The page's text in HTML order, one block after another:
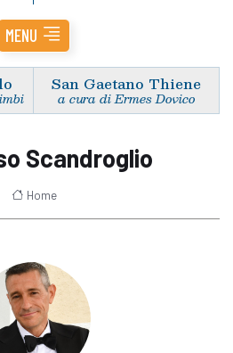
MENU
San Gaetano Thiene
a cura di Ermes Dovico
Scandroglio
Home